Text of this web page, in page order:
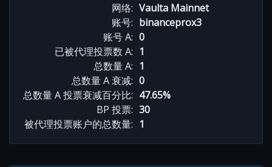
网络: Vaulta Mainnet
账号: binanceprox3
账号 A: 0
已被代理投票数 A: 1
总数量 A: 1
总数量 A 衰减: 0
总数量 A 投票衰减百分比: 47.65%
BP 投票: 30
被代理投票账户的总数量: 1